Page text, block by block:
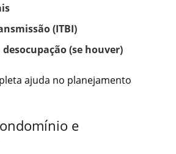
(ITBI)
desocupação (se houver)
ajuda no planejamento
e